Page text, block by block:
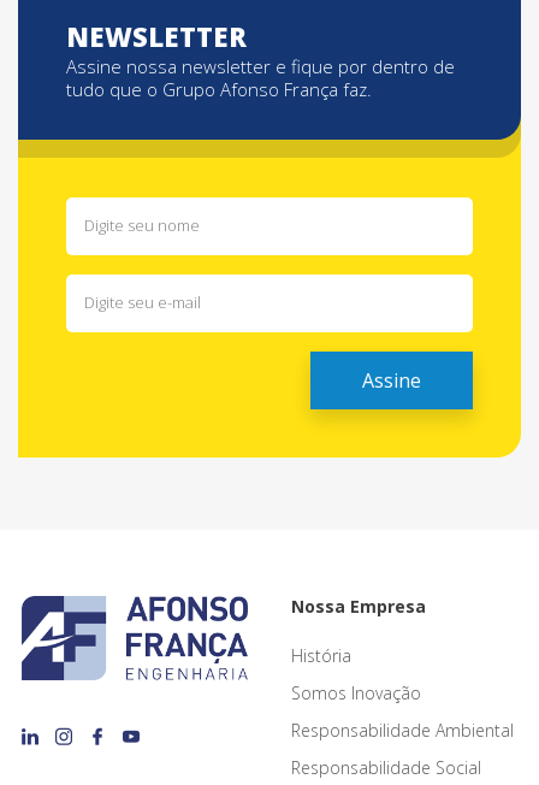
NEWSLETTER
Assine nossa newsletter e fique por dentro de
tudo que o Grupo Afonso França faz.
Nossa Empresa
História
Somos Inovação
Responsabilidade Ambiental
Responsabilidade Social